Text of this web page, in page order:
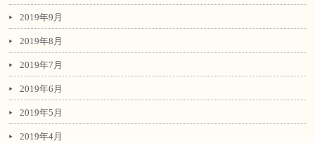
2019年9月
2019年8月
2019年7月
2019年6月
2019年5月
2019年4月